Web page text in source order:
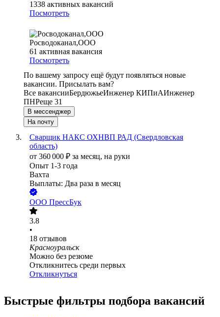
1338 активных вакансий
Посмотреть
Росводоканал,ООО
61 активная вакансия
Посмотреть
По вашему запросу ещё будут появляться новые
вакансии. Присылать вам?
Все вакансииБердюжьеИнженер КИПиАИнженер
ПНРеще 31
В мессенджер
На почту
Сварщик НАКС ОХНВП РАД (Свердловская
область)
от 360 000 ₽ за месяц, на руки
Опыт 1-3 года
Вахта
Выплаты: Два раза в месяц
ООО ПрессБук
3.8
•
18 отзывов
Красноуральск
Можно без резюме
Откликнитесь среди первых
Откликнуться
Быстрые фильтры подбора вакансий